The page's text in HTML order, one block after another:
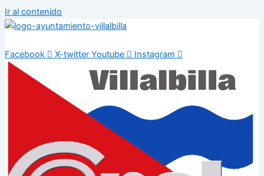
Ir al contenido
Facebook X-twitter Youtube Instagram